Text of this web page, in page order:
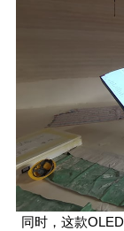
同时，这款OLED